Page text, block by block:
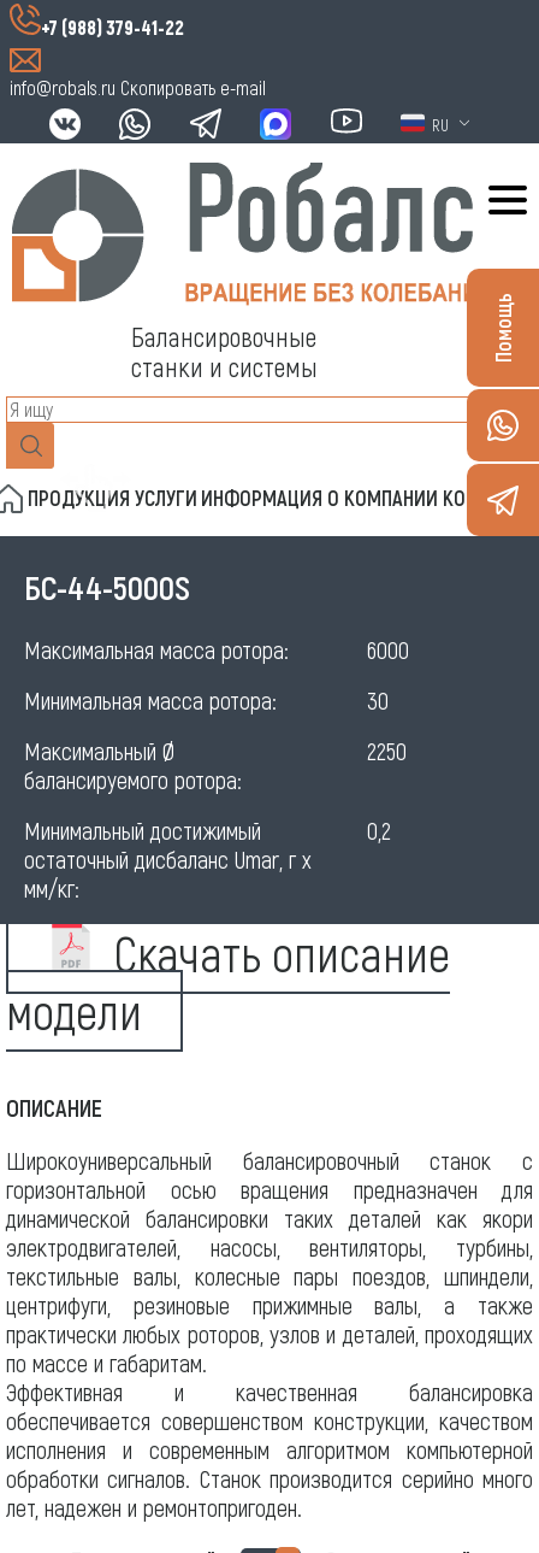
+7 (988) 379-41-22
info@robals.ru Скопировать e-mail
RU
Балансировочные
станки и системы
ПРОДУКЦИЯ УСЛУГИ ИНФОРМАЦИЯ О КОМПАНИИ КОНТАКТЫ
Зарезонансный
станок
БС-44-5000S
Максимальная масса ротора:
6000
Минимальная масса ротора:
30
Максимальный Ø
балансируемого ротора:
2250
Минимальный достижимый
остаточный дисбаланс Umar, г х
мм/кг:
0,2
Скачать описание
модели
ОПИСАНИЕ
Широкоуниверсальный балансировочный станок с
горизонтальной осью вращения предназначен для
динамической балансировки таких деталей как якори
электродвигателей, насосы, вентиляторы, турбины,
текстильные валы, колесные пары поездов, шпиндели,
центрифуги, резиновые прижимные валы, а также
практически любых роторов, узлов и деталей, проходящих
по массе и габаритам.
Эффективная и качественная балансировка
обеспечивается совершенством конструкции, качеством
исполнения и современным алгоритмом компьютерной
обработки сигналов. Станок производится серийно много
лет, надежен и ремонтопригоден.
Помощь